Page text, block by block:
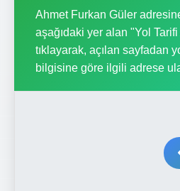
Ahmet Furkan Güler
aşağıdaki yer alan "Yol
tıklayarak, açılan sayfadan
bilgisine göre ilgili adrese